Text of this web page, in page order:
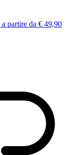
a partire da € 49,90